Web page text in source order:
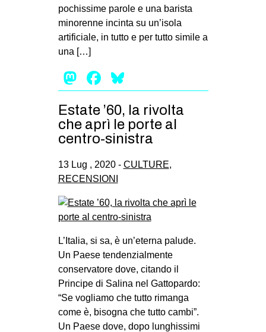
pochissime parole e una barista
minorenne incinta su un’isola
artificiale, in tutto e per tutto simile a
una […]
Mastodon
Facebook
Estate ’60, la rivolta
che aprì le porte al
centro-sinistra
13 Lug , 2020 - CULTURE,
RECENSIONI
L’Italia, si sa, è un’eterna palude.
Un Paese tendenzialmente
conservatore dove, citando il
Principe di Salina nel Gattopardo:
“Se vogliamo che tutto rimanga
come è, bisogna che tutto cambi”.
Un Paese dove, dopo lunghissimi